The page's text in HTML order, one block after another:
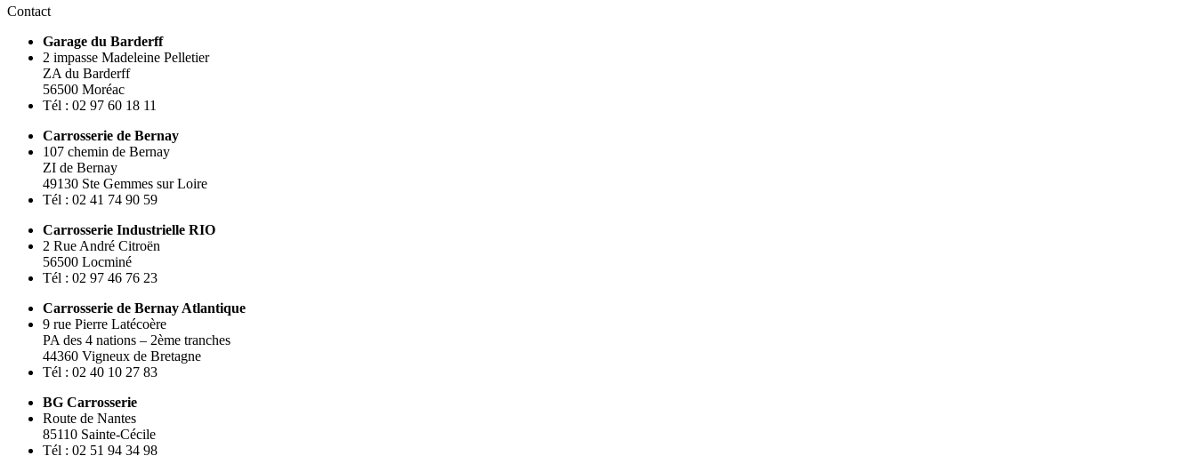
Contact
Garage du Barderff
2 impasse Madeleine Pelletier
ZA du Barderff
56500 Moréac
Tél : 02 97 60 18 11
Carrosserie de Bernay
107 chemin de Bernay
ZI de Bernay
49130 Ste Gemmes sur Loire
Tél : 02 41 74 90 59
Carrosserie Industrielle RIO
2 Rue André Citroën
56500 Locminé
Tél : 02 97 46 76 23
Carrosserie de Bernay Atlantique
9 rue Pierre Latécoère
PA des 4 nations – 2ème tranches
44360 Vigneux de Bretagne
Tél : 02 40 10 27 83
BG Carrosserie
Route de Nantes
85110 Sainte-Cécile
Tél : 02 51 94 34 98